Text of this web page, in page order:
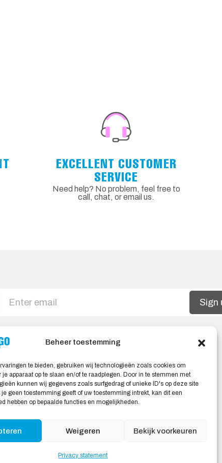
Beheer toestemming
te bieden, gebruiken wij technologieën zoals cookies om
je apparaat op te slaan en/of te raadplegen. Door in te stemmen met
kunnen wij gegevens zoals surfgedrag of unieke ID's op deze site
geen toestemming geeft of uw toestemming intrekt, kan dit een
hebben op bepaalde functies en mogelijkheden.
Weigeren Bekijk voorkeuren
Privacy statement
EXCELLENT CUSTOMER
SERVICE
Need help? No problem, feel free to
call, chat, or email us.
Sign
Safe shopping
General Terms and Conditions
Cookie policy
Privacy statement